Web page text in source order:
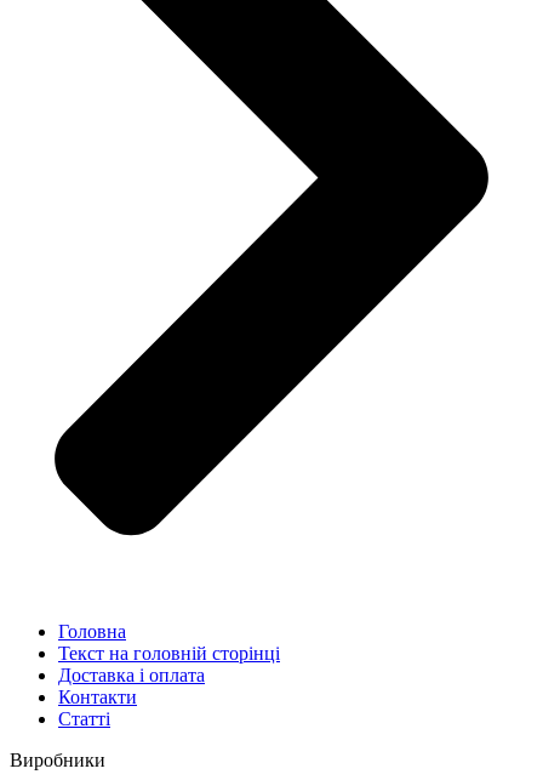
Головна
Текст на головній сторінці
Доставка і оплата
Контакти
Статті
Виробники